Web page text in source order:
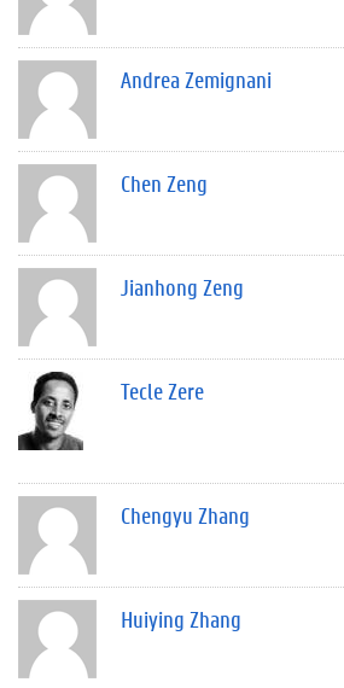
Andrea Zemignani
Chen Zeng
Jianhong Zeng
Tecle Zere
Chengyu Zhang
Huiying Zhang